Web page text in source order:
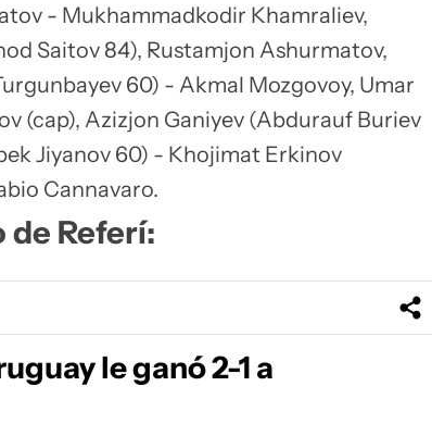
- Mukhammadkodir Khamraliev,
Saitov 84), Rustamjon Ashurmatov,
60) - Akmal Mozgovoy, Umar
(cap), Azizjon Ganiyev (Abdurauf Buriev
Jiyanov 60) - Khojimat Erkinov
Cannavaro.
de Referí:
le ganó 2-1 a